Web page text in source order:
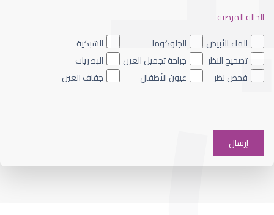
ضعف نظر العين اليسرى
الحالة المرضية
الماء الأبيض
الجلوكوما
الشبكية
تصحيح النظر
جراحة تجميل العين
البصريات
فحص نظر
عيون الأطفال جفاف العين